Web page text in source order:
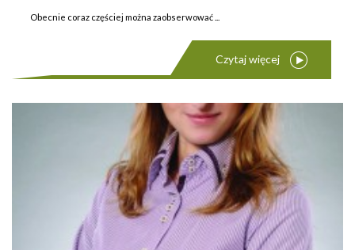
Obecnie coraz częściej można zaobserwować ...
Czytaj więcej